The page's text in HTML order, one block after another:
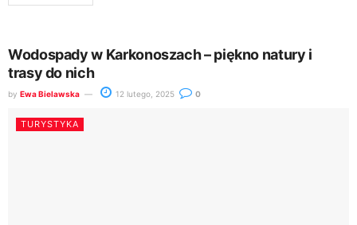
Wodospady w Karkonoszach – piękno natury i
trasy do nich
by Ewa Bielawska 12 lutego, 2025 0
TURYSTYKA